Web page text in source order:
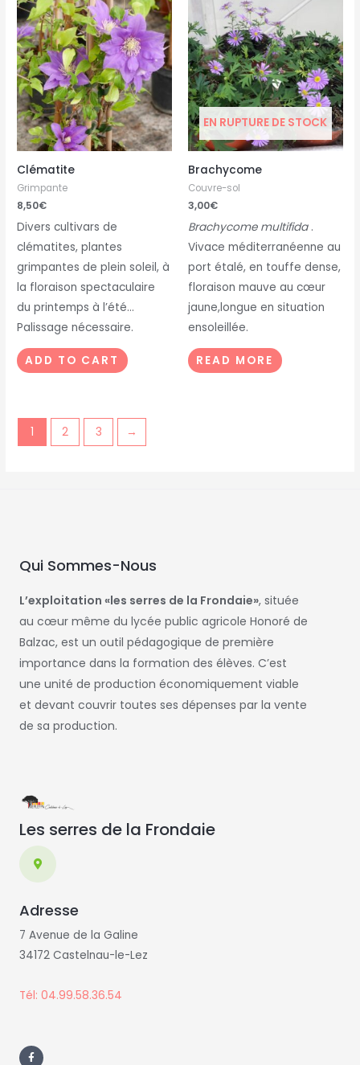
Clématite
Grimpante
8,50€
Divers cultivars de
clématites, plantes
grimpantes de plein soleil, à
la floraison spectaculaire
du printemps à l’été…
Palissage nécessaire.
ADD TO CART
EN RUPTURE DE STOCK
Brachycome
Couvre-sol
3,00€
Brachycome multifida .
Vivace méditerranéenne au
port étalé, en touffe dense,
floraison mauve au cœur
jaune,longue en situation
ensoleillée.
READ MORE
1 2 3 →
Qui Sommes-Nous
L’exploitation «les serres de la Frondaie», située
au cœur même du lycée public agricole Honoré de
Balzac, est un outil pédagogique de première
importance dans la formation des élèves. C’est
une unité de production économiquement viable
et devant couvrir toutes ses dépenses par la vente
de sa production.
Les serres de la Frondaie
Adresse
7 Avenue de la Galine
34172 Castelnau-le-Lez
Tél: 04.99.58.36.54